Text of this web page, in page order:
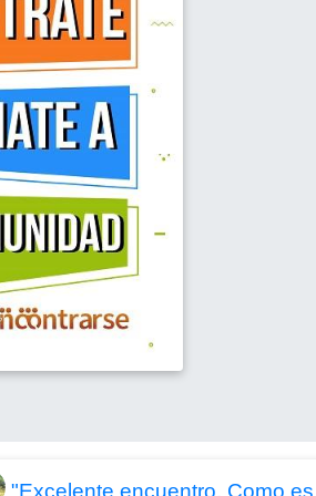
"Excelente encuentro, Como